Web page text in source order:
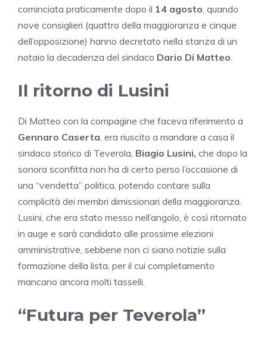
cominciata praticamente dopo il 14 agosto, quando
nove consiglieri (quattro della maggioranza e cinque
dell’opposizione) hanno decretato nella stanza di un
notaio la decadenza del sindaco Dario Di Matteo.
Il ritorno di Lusini
Di Matteo con la compagine che faceva riferimento a
Gennaro Caserta, era riuscito a mandare a casa il
sindaco storico di Teverola, Biagio Lusini, che dopo la
sonora sconfitta non ha di certo perso l’occasione di
una “vendetta” politica, potendo contare sulla
complicità dei membri dimissionari della maggioranza.
Lusini, che era stato messo nell’angolo, è così ritornato
in auge e sarà candidato alle prossime elezioni
amministrative, sebbene non ci siano notizie sulla
formazione della lista, per il cui completamento
mancano ancora molti tasselli.
“Futura per Teverola”